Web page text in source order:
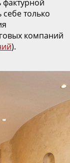
фактурной
себе только
компаний
).